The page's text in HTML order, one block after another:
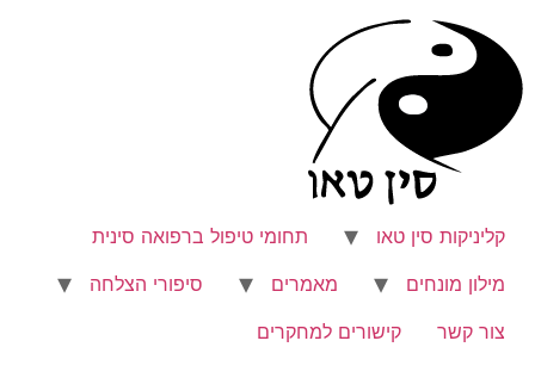
לתוכן
קליניקות סין טאו
תחומי טיפול ברפואה סינית
מילון מונחים
מאמרים
סיפורי הצלחה
צור קשר
קישורים למחקרים